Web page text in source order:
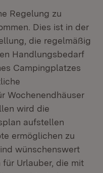
Regelung zu
Dies ist in der
die regelmäßig
Handlungsbedarf
Campingplatzes
Wochenendhäuser
wird die
aufstellen
ermöglichen zu
wünschenswert
Urlauber, die mit